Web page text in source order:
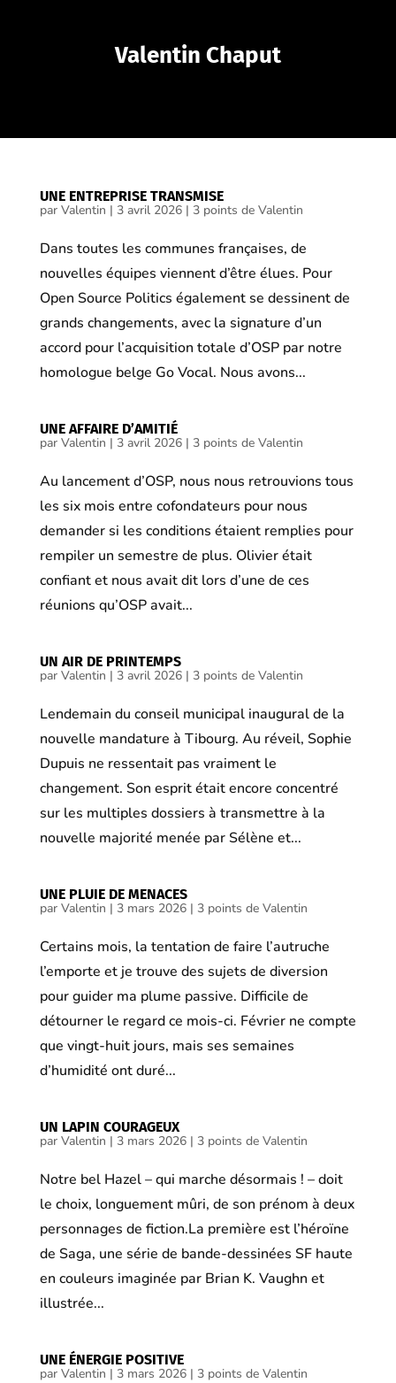
Valentin Chaput
UNE ENTREPRISE TRANSMISE
par Valentin | 3 avril 2026| 3 points de Valentin
Dans toutes les communes françaises, de
nouvelles équipes viennent d’être élues. Pour
Open Source Politics également se dessinent de
grands changements, avec la signature d’un
accord pour l’acquisition totale d’OSP par notre
homologue belge Go Vocal. Nous avons...
UNE AFFAIRE D’AMITIÉ
par Valentin | 3 avril 2026| 3 points de Valentin
Au lancement d’OSP, nous nous retrouvions tous
les six mois entre cofondateurs pour nous
demander si les conditions étaient remplies pour
rempiler un semestre de plus. Olivier était
confiant et nous avait dit lors d’une de ces
réunions qu’OSP avait...
UN AIR DE PRINTEMPS
par Valentin | 3 avril 2026| 3 points de Valentin
Lendemain du conseil municipal inaugural de la
nouvelle mandature à Tibourg. Au réveil, Sophie
Dupuis ne ressentait pas vraiment le
changement. Son esprit était encore concentré
sur les multiples dossiers à transmettre à la
nouvelle majorité menée par Sélène et...
UNE PLUIE DE MENACES
par Valentin | 3 mars 2026| 3 points de Valentin
Certains mois, la tentation de faire l’autruche
l’emporte et je trouve des sujets de diversion
pour guider ma plume passive. Difficile de
détourner le regard ce mois-ci. Février ne compte
que vingt-huit jours, mais ses semaines
d’humidité ont duré...
UN LAPIN COURAGEUX
par Valentin | 3 mars 2026| 3 points de Valentin
Notre bel Hazel – qui marche désormais ! – doit
le choix, longuement mûri, de son prénom à deux
personnages de fiction.La première est l’héroïne
de Saga, une série de bande-dessinées SF haute
en couleurs imaginée par Brian K. Vaughn et
illustrée...
UNE ÉNERGIE POSITIVE
par Valentin | 3 mars 2026| 3 points de Valentin